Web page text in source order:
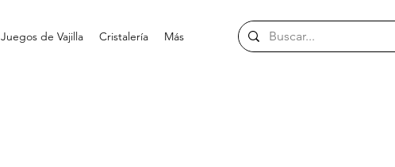
Juegos de Vajilla Cristalería Más